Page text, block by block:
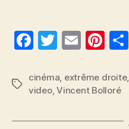
F
c
e
b
T
itt
er
E
ai
l
Pi
er
es
t
Étiquettes
cinéma, extrême droite,
video,Vincent Bolloré